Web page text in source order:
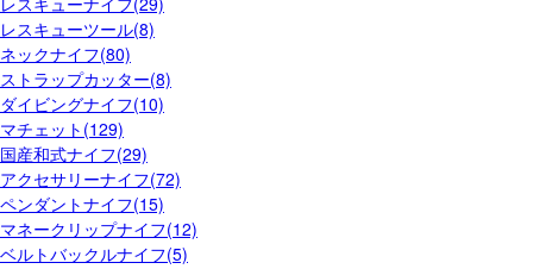
レスキューツール(8)
ネックナイフ(80)
ストラップカッター(8)
ダイビングナイフ(10)
マチェット(129)
国産和式ナイフ(29)
アクセサリーナイフ(72)
ペンダントナイフ(15)
マネークリップナイフ(12)
ベルトバックルナイフ(5)